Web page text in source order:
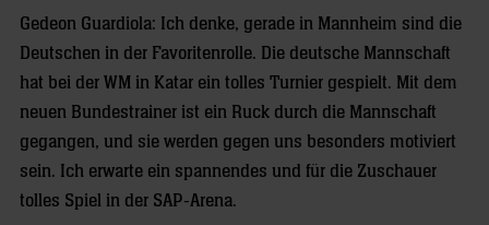
Gedeon Guardiola: Ich denke, gerade in Mannheim sind die
Deutschen in der Favoritenrolle. Die deutsche Mannschaft
hat bei der WM in Katar ein tolles Turnier gespielt. Mit dem
neuen Bundestrainer ist ein Ruck durch die Mannschaft
gegangen, und sie werden gegen uns besonders motiviert
sein. Ich erwarte ein spannendes und für die Zuschauer
tolles Spiel in der SAP-Arena.